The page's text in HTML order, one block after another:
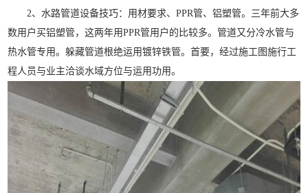
2、水路管道设备技巧：用材要求、PPR管、铝塑管。三年前大多
数用户买铝塑管，这两年用PPR管用户的比较多。管道又分冷水管与
热水管专用。躲藏管道根绝运用镀锌铁管。首要，经过施工图施行工
程人员与业主洽谈水域方位与运用功用。